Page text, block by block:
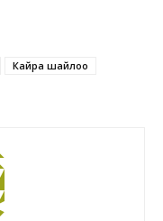
Кайра шайлоо